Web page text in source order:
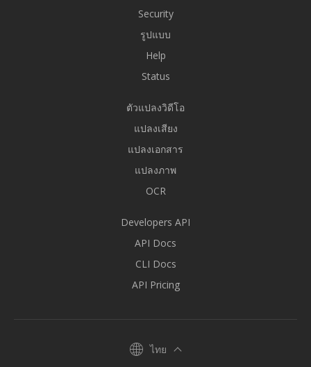
Security
รูปแบบ
Help
Status
ตัวแปลงวิดีโอ
แปลงเสียง
แปลงเอกสาร
แปลงภาพ
OCR
Developers API
API Docs
CLI Docs
API Pricing
ไทย